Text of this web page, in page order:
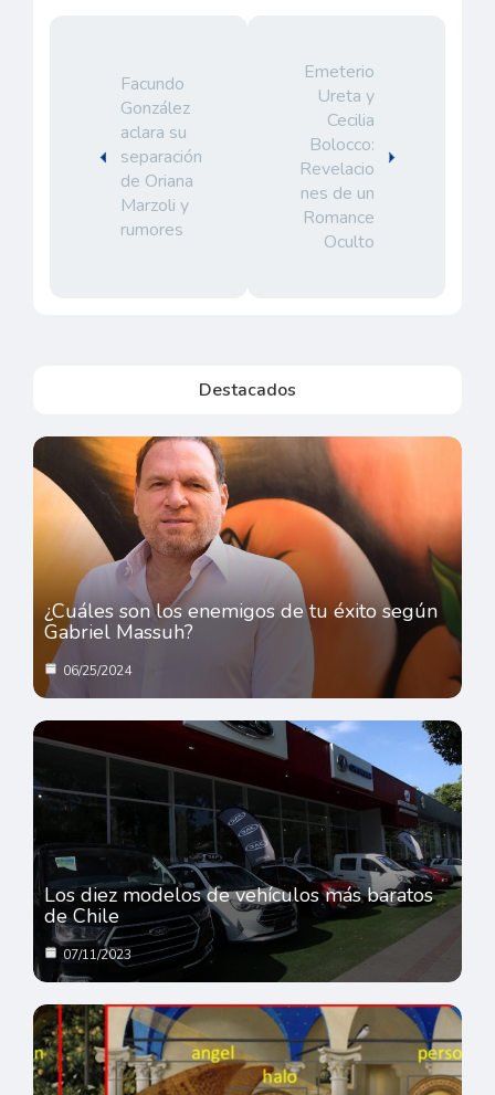
Facundo
González
aclara su
separación
de Oriana
Marzoli y
rumores
Emeterio
Ureta y
Cecilia
Bolocco:
Revelacio
nes de un
Romance
Oculto
Destacados
¿Cuáles son los enemigos de tu éxito según
Gabriel Massuh?
06/25/2024
Los diez modelos de vehículos más baratos
de Chile
07/11/2023